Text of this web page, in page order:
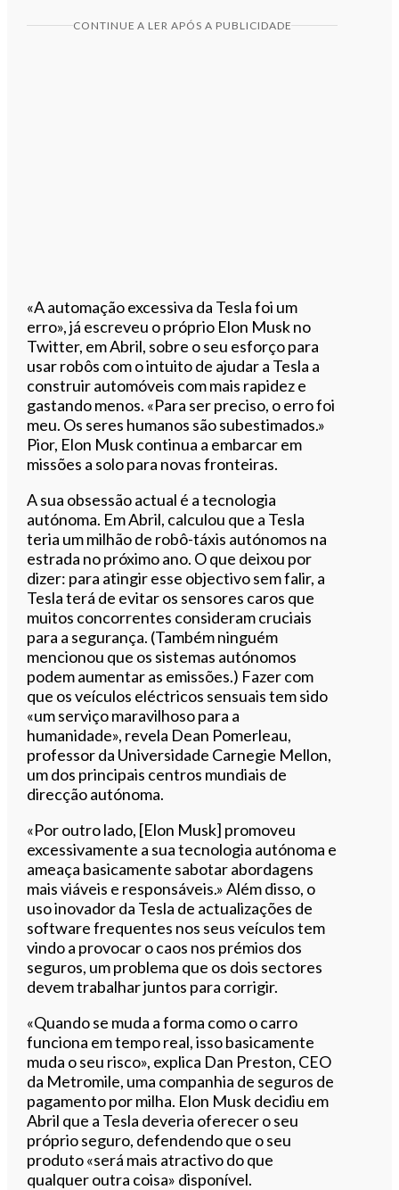
CONTINUE A LER APÓS A PUBLICIDADE
«A automação excessiva da Tesla foi um
erro», já escreveu o próprio Elon Musk no
Twitter, em Abril, sobre o seu esforço para
usar robôs com o intuito de ajudar a Tesla a
construir automóveis com mais rapidez e
gastando menos. «Para ser preciso, o erro foi
meu. Os seres humanos são subestimados.»
Pior, Elon Musk continua a embarcar em
missões a solo para novas fronteiras.
A sua obsessão actual é a tecnologia
autónoma. Em Abril, calculou que a Tesla
teria um milhão de robô-táxis autónomos na
estrada no próximo ano. O que deixou por
dizer: para atingir esse objectivo sem falir, a
Tesla terá de evitar os sensores caros que
muitos concorrentes consideram cruciais
para a segurança. (Também ninguém
mencionou que os sistemas autónomos
podem aumentar as emissões.) Fazer com
que os veículos eléctricos sensuais tem sido
«um serviço maravilhoso para a
humanidade», revela Dean Pomerleau,
professor da Universidade Carnegie Mellon,
um dos principais centros mundiais de
direcção autónoma.
«Por outro lado, [Elon Musk] promoveu
excessivamente a sua tecnologia autónoma e
ameaça basicamente sabotar abordagens
mais viáveis e responsáveis.» Além disso, o
uso inovador da Tesla de actualizações de
software frequentes nos seus veículos tem
vindo a provocar o caos nos prémios dos
seguros, um problema que os dois sectores
devem trabalhar juntos para corrigir.
«Quando se muda a forma como o carro
funciona em tempo real, isso basicamente
muda o seu risco», explica Dan Preston, CEO
da Metromile, uma companhia de seguros de
pagamento por milha. Elon Musk decidiu em
Abril que a Tesla deveria oferecer o seu
próprio seguro, defendendo que o seu
produto «será mais atractivo do que
qualquer outra coisa» disponível.